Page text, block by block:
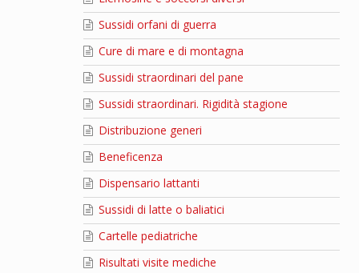
Sussidi orfani di guerra
Cure di mare e di montagna
Sussidi straordinari del pane
Sussidi straordinari. Rigidità stagione
Distribuzione generi
Beneficenza
Dispensario lattanti
Sussidi di latte o baliatici
Cartelle pediatriche
Risultati visite mediche